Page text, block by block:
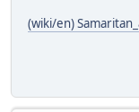
(wiki/en)